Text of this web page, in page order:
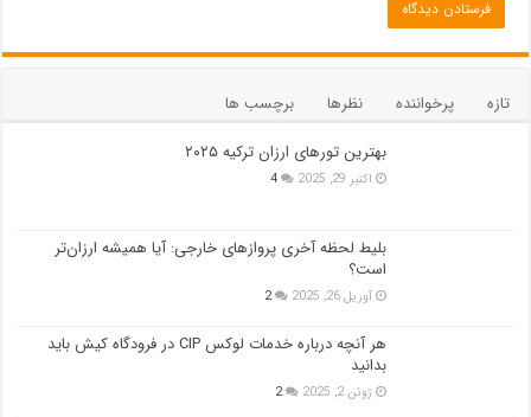
تازه پرخواننده نظرها
برچسب ها
بهترین تورهای ارزان ترکیه ۲۰۲۵
اکتبر 29, 2025 4
بلیط لحظه آخری پروازهای خارجی: آیا همیشه ارزان‌تر
است؟
آوریل 26, 2025 2
هر آنچه درباره خدمات لوکس CIP در فرودگاه‌ کیش باید
بدانید
ژوئن 2, 2025 2